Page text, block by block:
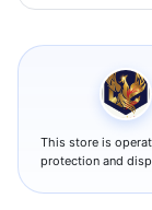
This store is
protection and